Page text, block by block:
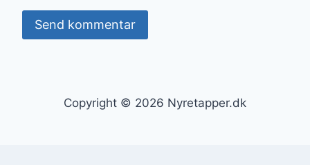
Copyright © 2026 Nyretapper.dk